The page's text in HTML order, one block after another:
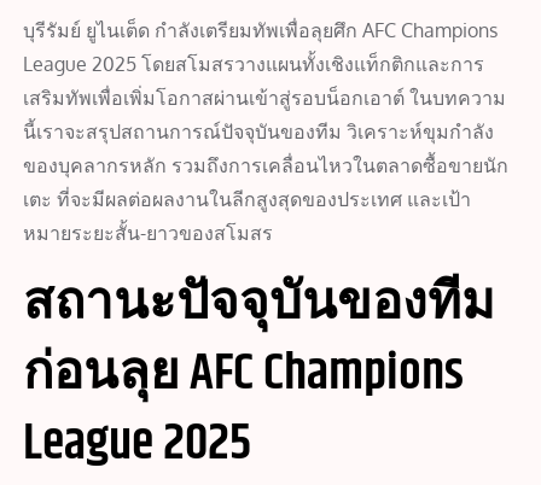
บุรีรัมย์ ยูไนเต็ด กำลังเตรียมทัพเพื่อลุยศึก AFC Champions
League 2025 โดยสโมสรวางแผนทั้งเชิงแท็กติกและการ
เสริมทัพเพื่อเพิ่มโอกาสผ่านเข้าสู่รอบน็อกเอาต์ ในบทความ
นี้เราจะสรุปสถานการณ์ปัจจุบันของทีม วิเคราะห์ขุมกำลัง
ของบุคลากรหลัก รวมถึงการเคลื่อนไหวในตลาดซื้อขายนัก
เตะ ที่จะมีผลต่อผลงานในลีกสูงสุดของประเทศ และเป้า
หมายระยะสั้น-ยาวของสโมสร
สถานะปัจจุบันของทีม
ก่อนลุย AFC Champions
League 2025